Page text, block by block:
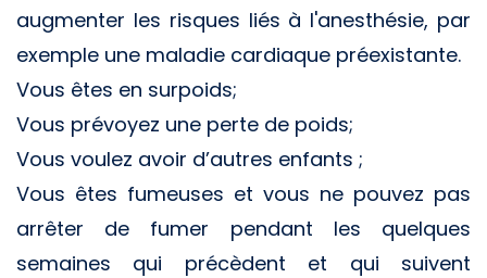
augmenter les risques liés à l'anesthésie, par
exemple une maladie cardiaque préexistante.
Vous êtes en surpoids;
Vous prévoyez une perte de poids;
Vous voulez avoir d’autres enfants ;
Vous êtes fumeuses et vous ne pouvez pas
arrêter de fumer pendant les quelques
semaines qui précèdent et qui suivent